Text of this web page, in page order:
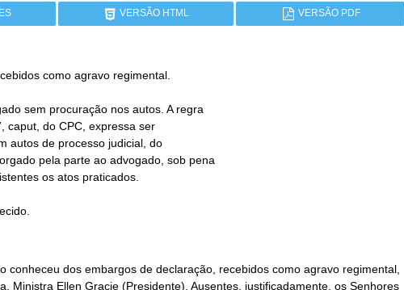
VERSÃO HTML VERSÃO PDF
como agravo regimental.
conheceu dos embargos de declaração, recebidos como agravo regimental,
Ministra Ellen Gracie (Presidente). Ausentes, justificadamente, os Senhores